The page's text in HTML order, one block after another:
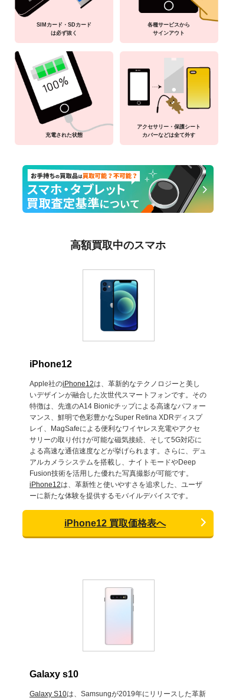
SIMカード・SDカード
は必ず抜く
各種サービスから
サインアウト
充電された状態
アクセサリー・保護シート
カバーなどは全て外す
高額買取中のスマホ
iPhone12
Apple社のiPhone12は、革新的なテクノロジーと美し
いデザインが融合した次世代スマートフォンです。その
特徴は、先進のA14 Bionicチップによる高速なパフォー
マンス、鮮明で色彩豊かなSuper Retina XDRディスプ
レイ、MagSafeによる便利なワイヤレス充電やアクセ
サリーの取り付けが可能な磁気接続、そして5G対応に
よる高速な通信速度などが挙げられます。さらに、デュ
アルカメラシステムを搭載し、ナイトモードやDeep
Fusion技術を活用した優れた写真撮影が可能です。
iPhone12は、革新性と使いやすさを追求した、ユーザ
ーに新たな体験を提供するモバイルデバイスです。
iPhone12 買取価格表へ
Galaxy s10
Galaxy S10は、Samsungが2019年にリリースした革新